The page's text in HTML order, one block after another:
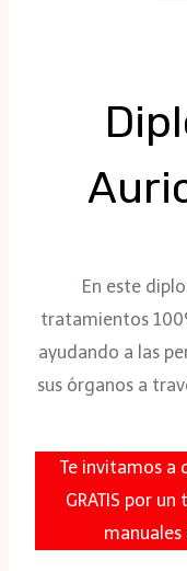
En este
tratamientos
ayudando a las
sus órganos a
Te invitamos a
GRATIS por